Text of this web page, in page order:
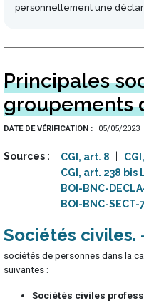
personnellement une
Principales
groupements
DATE DE VÉRIFICATION 05/05/2023
Sources CGI, art. 8
CGI, art. 238 bis
BOI-BNC-
BOI-BNC-SECT-
Sociétés civiles
sociétés de personnes dans la
suivantes :
Sociétés civiles